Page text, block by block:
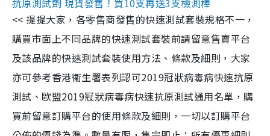
抗原測試劑 現貨發售！買10支再送3支檢測棒
<< 提提大家，各零售商發售的快速測試套裝規格不一，
購買市面上不同品牌的快速測試套裝前請留意售賣平台
及該品牌的快速測試套裝使用方法、條款及細則，大家
亦可參考香港衞生署表列認可2019冠狀病毒病快速抗原
測試、歐盟2019冠狀病毒病快速抗原測試通用名單，購
買前留意訂購平台的使用條款及細則，一切以訂購平台